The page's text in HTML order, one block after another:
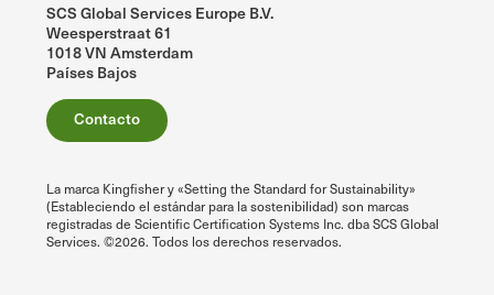
SCS Global Services Europe B.V.
Weesperstraat 61
1018 VN Amsterdam
Países Bajos
Contacto
La marca Kingfisher y «Setting the Standard for Sustainability»
(Estableciendo el estándar para la sostenibilidad) son marcas
registradas de Scientific Certification Systems Inc. dba SCS Global
Services. ©2026. Todos los derechos reservados.